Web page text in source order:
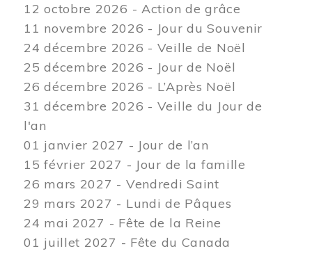
12 octobre 2026 - Action de grâce
11 novembre 2026 - Jour du Souvenir
24 décembre 2026 - Veille de Noël
25 décembre 2026 - Jour de Noël
26 décembre 2026 - L’Après Noël
31 décembre 2026 - Veille du Jour de
l'an
01 janvier 2027 - Jour de l’an
15 février 2027 - Jour de la famille
26 mars 2027 - Vendredi Saint
29 mars 2027 - Lundi de Pâques
24 mai 2027 - Fête de la Reine
01 juillet 2027 - Fête du Canada